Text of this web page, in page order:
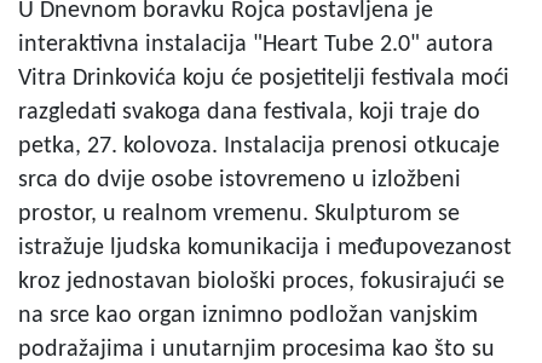
U Dnevnom boravku Rojca postavljena je
interaktivna instalacija "Heart Tube 2.0" autora
Vitra Drinkovića koju će posjetitelji festivala moći
razgledati svakoga dana festivala, koji traje do
petka, 27. kolovoza. Instalacija prenosi otkucaje
srca do dvije osobe istovremeno u izložbeni
prostor, u realnom vremenu. Skulpturom se
istražuje ljudska komunikacija i međupovezanost
kroz jednostavan biološki proces, fokusirajući se
na srce kao organ iznimno podložan vanjskim
podražajima i unutarnjim procesima kao što su